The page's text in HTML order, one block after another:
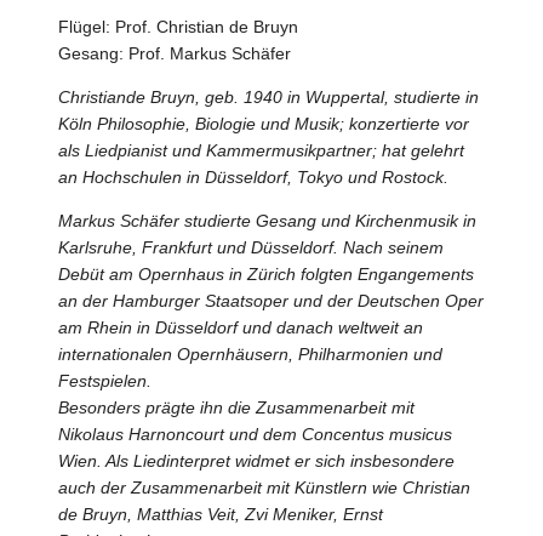
Flügel: Prof. Christian de Bruyn
Gesang: Prof. Markus Schäfer
Christiande Bruyn, geb. 1940 in Wuppertal, studierte in
Köln Philosophie, Biologie und Musik; konzertierte vor
als Liedpianist und Kammermusikpartner; hat gelehrt
an Hochschulen in Düsseldorf, Tokyo und Rostock.
Markus Schäfer studierte Gesang und Kirchenmusik in
Karlsruhe, Frankfurt und Düsseldorf. Nach seinem
Debüt am Opernhaus in Zürich folgten Engangements
an der Hamburger Staatsoper und der Deutschen Oper
am Rhein in Düsseldorf und danach weltweit an
internationalen Opernhäusern, Philharmonien und
Festspielen.
Besonders prägte ihn die Zusammenarbeit mit
Nikolaus Harnoncourt und dem Concentus musicus
Wien. Als Liedinterpret widmet er sich insbesondere
auch der Zusammenarbeit mit Künstlern wie Christian
de Bruyn, Matthias Veit, Zvi Meniker, Ernst